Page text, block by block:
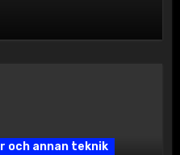
och annan teknik